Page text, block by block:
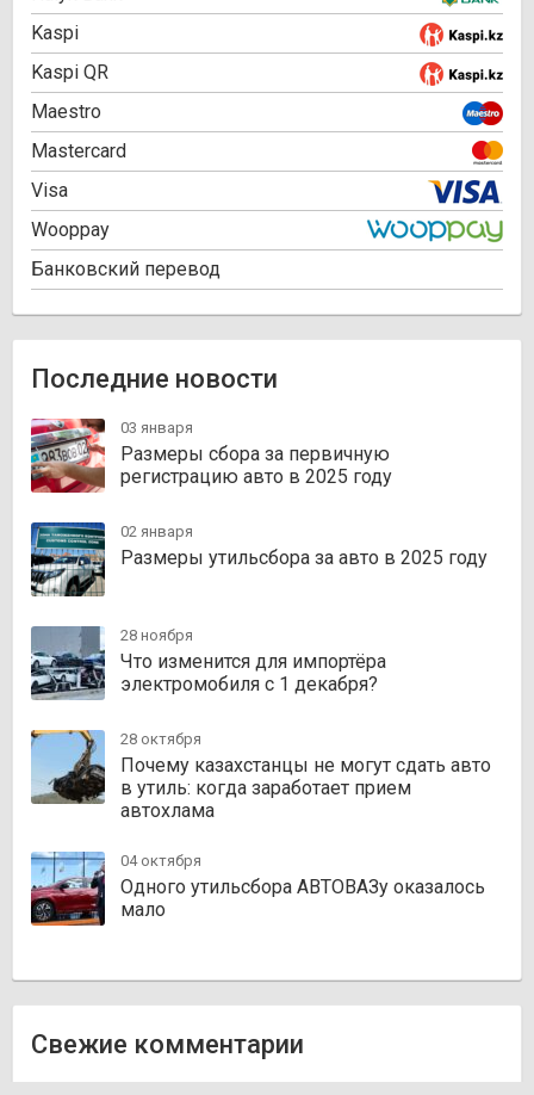
Kaspi
Kaspi QR
Maestro
Mastercard
Visa
Wooppay
Банковский перевод
Последние новости
03 января
Размеры сбора за первичную
регистрацию авто в 2025 году
02 января
Размеры утильсбора за авто в 2025 году
28 ноября
Что изменится для импортёра
электромобиля с 1 декабря?
28 октября
Почему казахстанцы не могут сдать авто
в утиль: когда заработает прием
автохлама
04 октября
Одного утильсбора АВТОВАЗу оказалось
мало
Свежие комментарии